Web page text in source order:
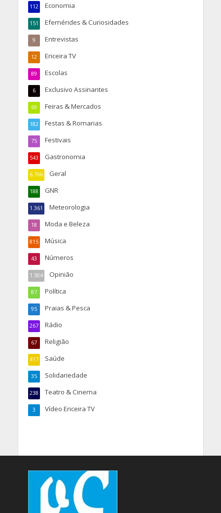
Economia
112
Efemérides & Curiosidades
151
Entrevistas
9
Ericeira TV
12
Escolas
89
Exclusivo Assinantes
6
Feiras & Mercados
69
Festas & Romarias
182
Festivais
75
Gastronomia
543
Geral
6.766
GNR
188
Meteorologia
1.361
Moda e Beleza
18
Música
815
Números
43
Opinião
1.504
Política
87
Praias & Pesca
95
Rádio
267
Religião
67
Saúde
417
Solidariedade
35
Teatro & Cinema
238
Vídeo Ericeira TV
3